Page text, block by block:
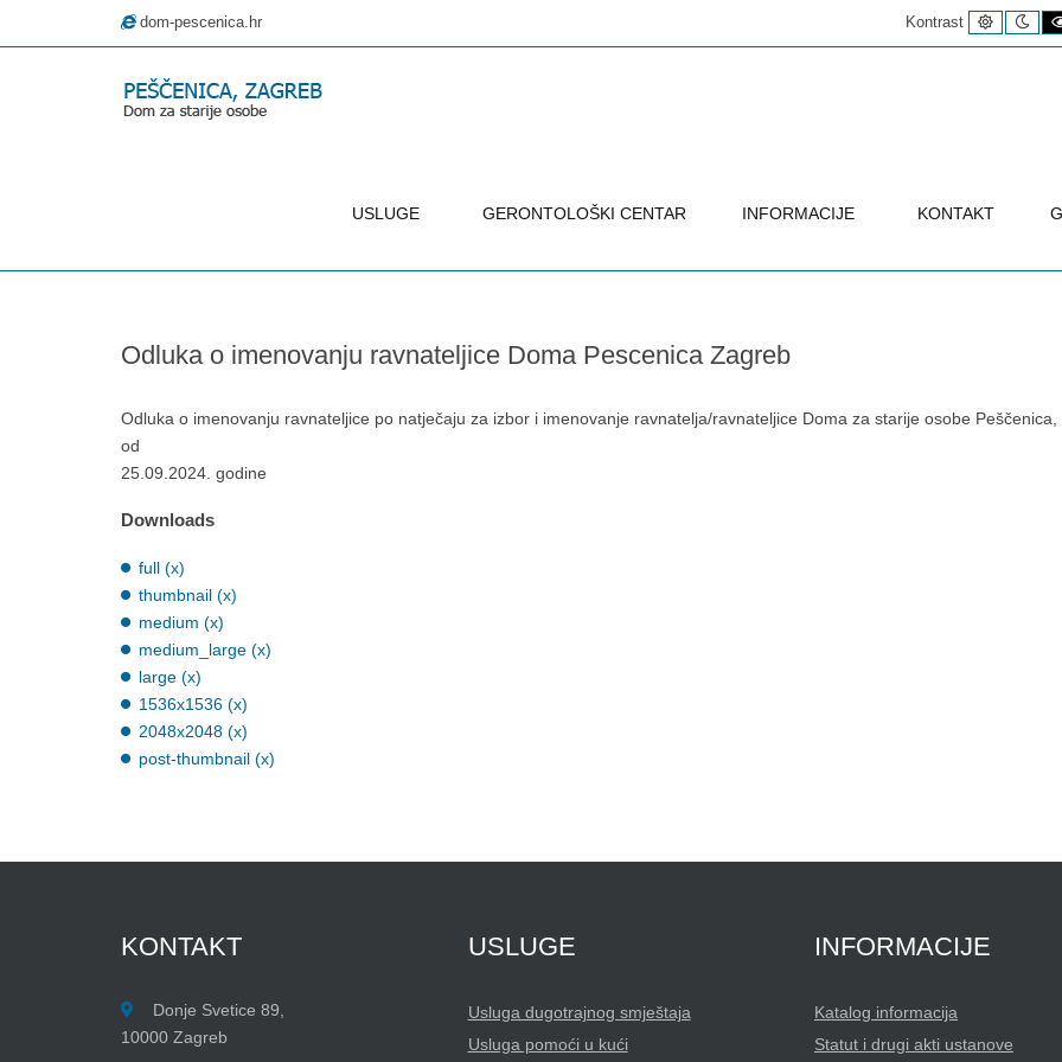
dom-pescenica.hr Kontrast
kontrast
USLUGE GERONTOLOŠKI CENTAR INFORMACIJE KONTAKT
Odluka o imenovanju ravnateljice Doma Pescenica Zagreb
Odluka o imenovanju ravnateljice po natječaju za izbor i imenovanje ravnatelja/ravnateljice Doma za starije osobe
od
25.09.2024. godine
Downloads
full (x)
thumbnail (x)
medium (x)
medium_large (x)
large (x)
1536x1536 (x)
2048x2048 (x)
post-thumbnail (x)
KONTAKT
Donje Svetice 89,
10000 Zagreb
USLUGE
Usluga dugotrajnog smještaja
Usluga pomoći u kući
INFORMACIJE
Katalog informacija
Statut i drugi akti ustanove